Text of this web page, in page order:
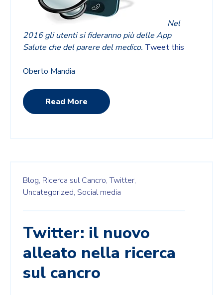
Nel
2016 gli utenti si fideranno più delle App
Salute che del parere del medico. Tweet this
Oberto Mandia
Read More
Blog, Ricerca sul Cancro, Twitter,
Uncategorized, Social media
Twitter: il nuovo
alleato nella ricerca
sul cancro